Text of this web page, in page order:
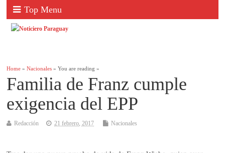
Top Menu
Home »Nacionales » You are reading »
Familia de Franz cumple
exigencia del EPP
Redacción 21 febrero, 2017 Nacionales